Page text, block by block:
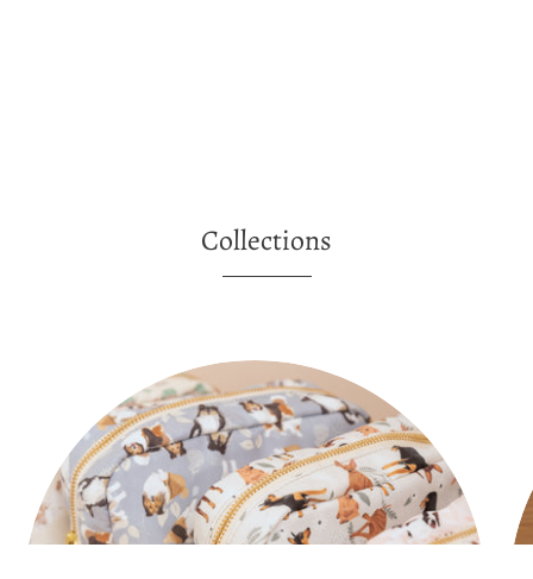
Collections